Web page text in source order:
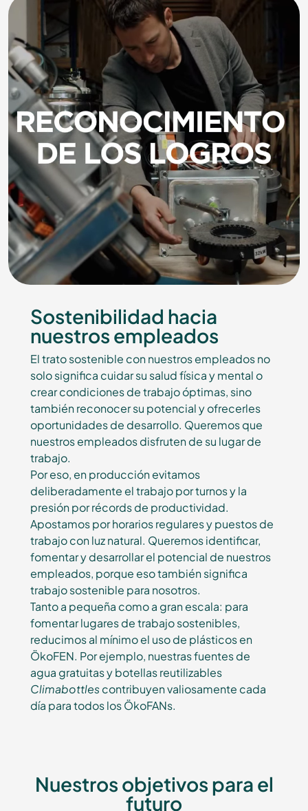
Sostenibilidad hacia
nuestros empleados
El trato sostenible con nuestros empleados no
solo significa cuidar su salud física y mental o
crear condiciones de trabajo óptimas, sino
también reconocer su potencial y ofrecerles
oportunidades de desarrollo. Queremos que
nuestros empleados disfruten de su lugar de
trabajo.
Por eso, en producción evitamos
deliberadamente el trabajo por turnos y la
presión por récords de productividad.
Apostamos por horarios regulares y puestos de
trabajo con luz natural. Queremos identificar,
fomentar y desarrollar el potencial de nuestros
empleados, porque eso también significa
trabajo sostenible para nosotros.
Tanto a pequeña como a gran escala: para
fomentar lugares de trabajo sostenibles,
reducimos al mínimo el uso de plásticos en
ÖkoFEN. Por ejemplo, nuestras fuentes de
agua gratuitas y botellas reutilizables
Climabottlescontribuyen valiosamente cada
día para todos los ÖkoFANs.
Nuestros objetivos para el
futuro